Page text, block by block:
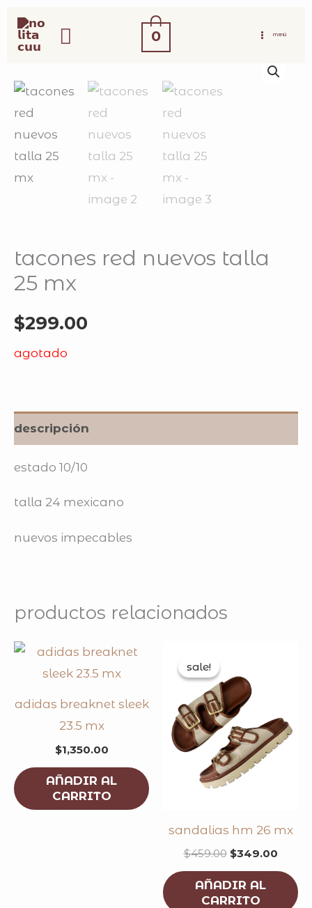
contenido
buscar 0 MENÚ
tacones red nuevos talla
25 mx
$299.00
agotado
descripción
estado 10/10
talla 24 mexicano
nuevos impecables
productos relacionados
adidas breaknet sleek
23.5 mx
$1,350.00
AÑADIR AL
CARRITO
sale!
sale!
sandalias hm 26 mx
$459.00
was:
$459.00.
$349.00
AÑADIR AL
CARRITO